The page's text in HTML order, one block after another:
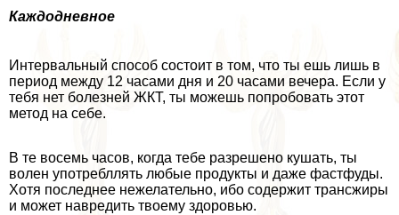
Каждодневное
Интервальный способ состоит в том, что ты ешь лишь в
период между 12 часами дня и 20 часами вечера. Если у
тебя нет болезней ЖКТ, ты можешь попробовать этот
метод на себе.
В те восемь часов, когда тебе разрешено кушать, ты
волен употрeбллять любые продукты и даже фастфуды.
Хотя последнее нежелательно, ибо содержит трaнcжиры
и может навредить твоему здоровью.